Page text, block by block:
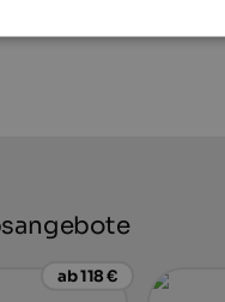
ab 118 €